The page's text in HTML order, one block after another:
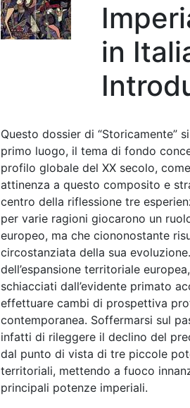
in
Questo dossier di “Storicamente”
primo luogo, il tema di fondo
profilo globale del XX secolo,
attinenza a questo composito e
centro della riflessione tre
per varie ragioni giocarono un
europeo, ma che ciononostante
circostanziata della sua
dell’espansione territoriale
schiacciati dall’evidente primato
effettuare cambi di prospettiva
contemporanea. Soffermarsi sul
infatti di rileggere il declino del
dal punto di vista di tre piccole
territoriali, mettendo a fuoco
principali potenze imperiali.